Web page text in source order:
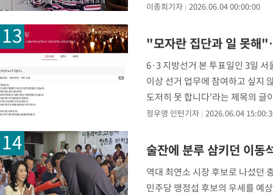
이종희기자 2026.06.04 00:00:00
"모자란 집단과 일 못해
6·3 지방선거 본 투표일인 3일
이상 선거 업무에 참여하고 싶지
도저히 못 합니다'라는 제목의 글
떻게 이런 사태가 벌
정우영 인턴기자 2026.06.04
술잔에 분루 삼키던 이
역대 최연소 시장 후보로 나섰던
민주당 맹정섭 후보의 우세를 예